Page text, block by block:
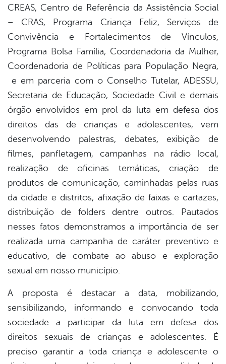
CREAS, Centro de Referência da Assistência Social
– CRAS, Programa Criança Feliz, Serviços de
Convivência e Fortalecimentos de Vínculos,
Programa Bolsa Família, Coordenadoria da Mulher,
Coordenadoria de Políticas para População Negra,
e em parceria com o Conselho Tutelar, ADESSU,
Secretaria de Educação, Sociedade Civil e demais
órgão envolvidos em prol da luta em defesa dos
direitos das de crianças e adolescentes, vem
desenvolvendo palestras, debates, exibição de
filmes, panfletagem, campanhas na rádio local,
realização de oficinas temáticas, criação de
produtos de comunicação, caminhadas pelas ruas
da cidade e distritos, afixação de faixas e cartazes,
distribuição de folders dentre outros. Pautados
nesses fatos demonstramos a importância de ser
realizada uma campanha de caráter preventivo e
educativo, de combate ao abuso e exploração
sexual em nosso município.
A proposta é destacar a data, mobilizando,
sensibilizando, informando e convocando toda
sociedade a participar da luta em defesa dos
direitos sexuais de crianças e adolescentes. É
preciso garantir a toda criança e adolescente o